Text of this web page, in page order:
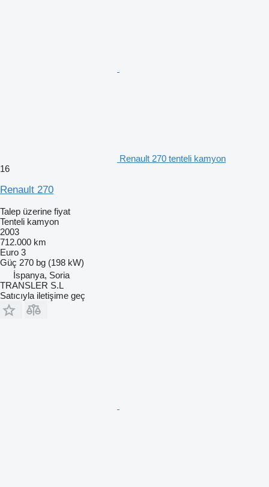
Renault 270 tenteli kamyon
16
Renault 270
Talep üzerine fiyat
Tenteli kamyon
2003
712.000 km
Euro 3
Güç 270 bg (198 kW)
İspanya, Soria
TRANSLER S.L
Satıcıyla iletişime geç